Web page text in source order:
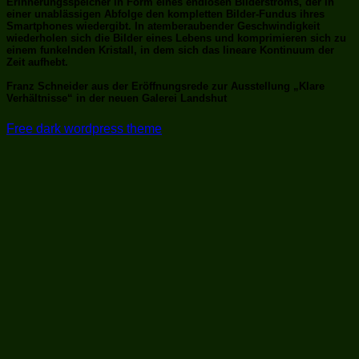
einer unablässigen Abfolge den kompletten Bilder-Fundus ihres
Smartphones wiedergibt. In atemberaubender Geschwindigkeit
wiederholen sich die Bilder eines Lebens und komprimieren sich zu
einem funkelnden Kristall, in dem sich das lineare Kontinuum der
Zeit aufhebt.
Franz Schneider aus der Eröffnungsrede zur Ausstellung „Klare
Verhältnisse“ in der neuen Galerei Landshut
Free dark wordpress theme